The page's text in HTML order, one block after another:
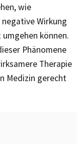
wie
Wirkung
können.
Phänomene
Therapie
Medizin gerecht